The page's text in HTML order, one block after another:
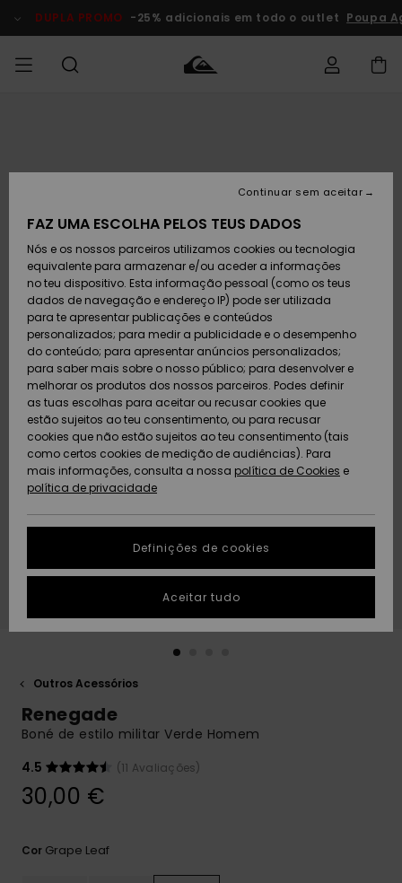
do
DUPLA PROMO -25% adicionais em todo o outlet Poupa
Calçado e
chinelos
Surfe/água
Snow
Artigos
recém-
chegados
Coleções
MENINO
Calçado e
chinelos
Surfe/água
Neve
Artigos
recém-
chegados
Highlights
MULHER
chegados
Highlights
Snow
SURF
Crianças
Highlights
Community
SNOW
Artigos
Criança
Snow Shop
Feminino
Highlights
Community
DUPLA
PROMO
Criança
Outlet
Mulher
AJUDA
Devoluções
Pagamento
Cartão
presente
Quiksilver
Freedom
Protecção de
dados
Guia de
tamanhos
conversa para
obteres a
resposta mais
rápida à tua
respostas
para as
contacto.
SUSTAINABILITY
PRESENTE
DESEJO
Outros Acessórios
Renegade
Boné de estilo militar Verde Homem
4.5
(11 Avaliações)
30,00 €
Cor Grape Leaf
FAZ UMA ESCOLHA PELOS TEUS DADOS
Nós e os nossos parceiros utilizamos cookies ou tecnologia
equivalente para armazenar e/ou aceder a informações
no teu dispositivo. Esta informação pessoal (como os teus
dados de navegação e endereço IP) pode ser utilizada
para te apresentar publicações e conteúdos
personalizados; para medir a publicidade e o desempenho
do conteúdo; para apresentar anúncios personalizados;
para saber mais sobre o nosso público; para desenvolver e
melhorar os produtos dos nossos parceiros. Podes definir
as tuas escolhas para aceitar ou recusar cookies que
estão sujeitos ao teu consentimento, ou para recusar
cookies que não estão sujeitos ao teu consentimento (tais
como certos cookies de medição de audiências). Para
mais informações, consulta a nossa política de Cookies e
política de privacidade
Definições de cookies
Continuar sem aceitar
Aceitar tudo